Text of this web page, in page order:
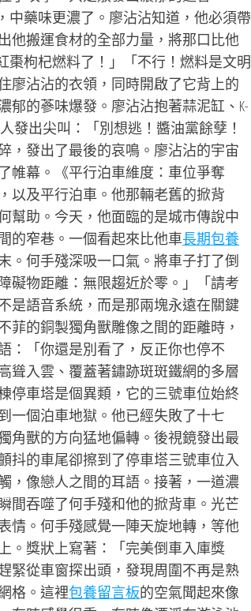
中藥味更濃了。廖沾沾知道，他必須帶
他搬運食材的全部力量，將那口比他
棗枸杞燃料了！」「不行！燃料是文明
廖沾沾的衣領，同時開啟了它背上的
的蔘味爆發。廖沾沾抱著蒜泥缸、K-
發出尖叫：「別想逃！醬油黨餘孽！
，發出了最後的哀鳴。廖沾沾的宇宙
帷幕。《平行泊車維度：車位爭奪
以及平行泊車。他那輛老舊的掀背
幫助。今天，他面臨的是城市傳說中
的窄巷。一個看起來比他車長期包養
。何手殘深吸一口氣。將車子打了倒
礙物距離：無限趨近於零。」「請考
是語音系統，而是那兩塊永遠在關鍵
的銅製獨角獸雕像之間的距離時，
：「你還是別看了，反正你也停不
聳入雲、覆蓋著鏽跡斑斑鐵網的多層
停車塔是個異類，它的三號車位始終
一個泊車地獄。他已經失敗了十七
角獸的方向猛地偏轉。後視鏡發出最
抖的車尾卻擦到了停車塔三號車位入
，像戀人之間的耳語。接著，一道濃
間吞噬了何手殘和他的掀背車。光芒
情。何手殘感覺一陣天旋地轉，等他
。獎狀上寫著：「完美倒車入庫獎
從車窗探出頭，發現周圍不再是熟
格。這裡包養留言板的空氣聞起來像